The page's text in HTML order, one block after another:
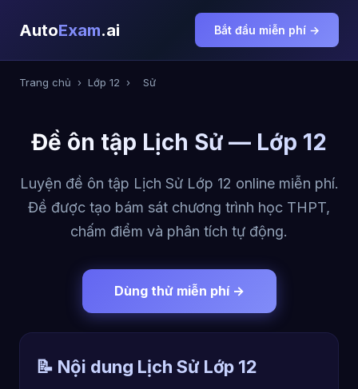
AutoExam.ai Bắt đầu miễn phí →
Trang chủ › Lớp 12 › Sử
Đề ôn tập Lịch Sử — Lớp 12
Luyện đề ôn tập Lịch Sử Lớp 12 online miễn phí.
Đề được tạo bám sát chương trình học THPT,
chấm điểm và phân tích tự động.
Dùng thử miễn phí →
📝 Nội dung Lịch Sử Lớp 12